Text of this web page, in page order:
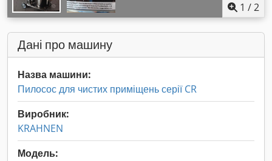
1 /2
Дані про машину
Назва машини:
Пилосос для чистих приміщень серії CR
Виробник:
KRAHNEN
Модель: